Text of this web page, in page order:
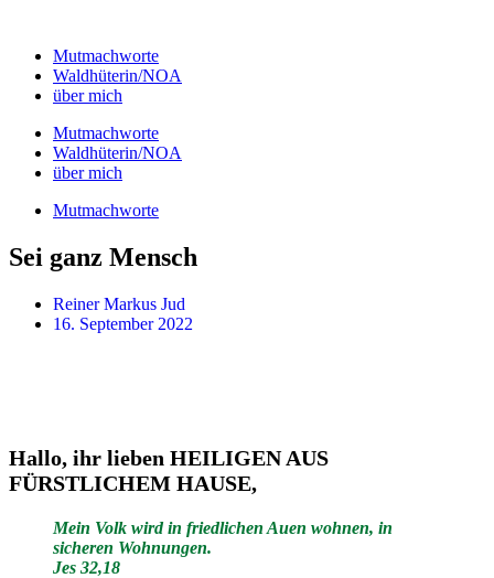
springenMutmachworte
Waldhüterin/NOA
über mich
Mutmachworte
Waldhüterin/NOA
über mich
Mutmachworte
Sei ganz Mensch
Reiner Markus Jud
16. September 2022
Hallo, ihr lieben HEILIGEN AUS
FÜRSTLICHEM HAUSE,
Mein Volk wird in friedlichen Auen wohnen, in
sicheren Wohnungen.
Jes 32,18